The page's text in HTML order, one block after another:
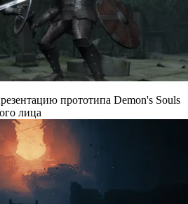
прототипа Demon's Souls
лица